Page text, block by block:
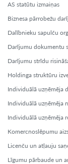
AS statūtu izmaiņas
Biznesa pārrobežu
Dalībnieku sapulču
Darījumu dokumentu
Darījumu strīdu
Holdinga struktūru
Individuālā uzņēmēja
Individuālā uzņēmēja
Individuālā uzņēmēja
Komercnoslēpumu
Licenču un atļauju
Līgumu pārbaude un